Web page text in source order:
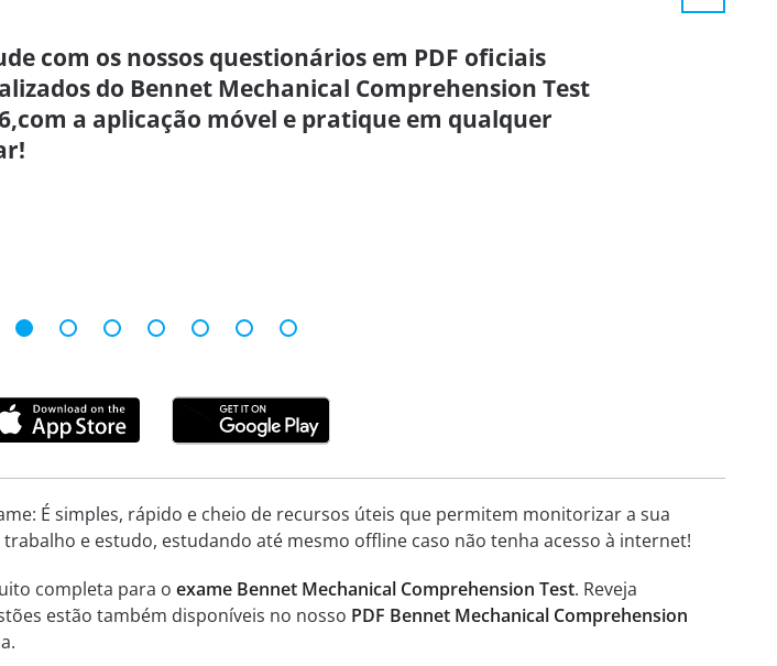
com os nossos questionários em PDF oficiais
do Bennet Mechanical Comprehension Test
a aplicação móvel e pratique em qualquer
É simples, rápido e cheio de recursos úteis que permitem monitorizar a sua
e estudo, estudando até mesmo offline caso não tenha acesso à internet!
completa para o exame Bennet Mechanical Comprehension Test. Reveja
estão também disponíveis no nosso PDF Bennet Mechanical Comprehension